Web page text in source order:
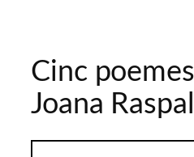
Cinc
Joana